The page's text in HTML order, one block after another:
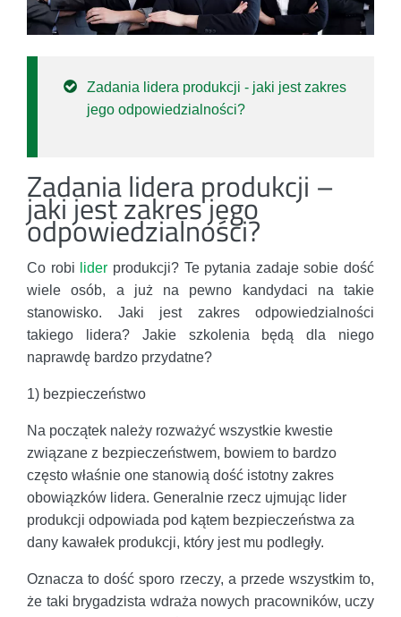
Zadania lidera produkcji - jaki jest zakres
jego odpowiedzialności?
Zadania lidera produkcji –
jaki jest zakres jego
odpowiedzialności?
Co robi lider produkcji? Te pytania zadaje sobie dość
wiele osób, a już na pewno kandydaci na takie
stanowisko. Jaki jest zakres odpowiedzialności
takiego lidera? Jakie szkolenia będą dla niego
naprawdę bardzo przydatne?
1) bezpieczeństwo
Na początek należy rozważyć wszystkie kwestie
związane z bezpieczeństwem, bowiem to bardzo
często właśnie one stanowią dość istotny zakres
obowiązków lidera. Generalnie rzecz ujmując lider
produkcji odpowiada pod kątem bezpieczeństwa za
dany kawałek produkcji, który jest mu podległy.
Oznacza to dość sporo rzeczy, a przede wszystkim to,
że taki brygadzista wdraża nowych pracowników, uczy